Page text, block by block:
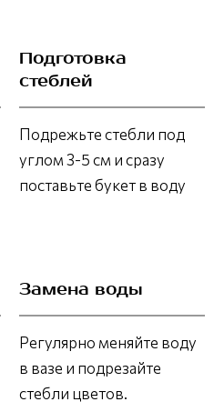
Подготовка
стеблей
Подрежьте стебли под
углом 3-5 см и сразу
поставьте букет в воду
Замена воды
Регулярно меняйте воду
в вазе и подрезайте
стебли цветов.